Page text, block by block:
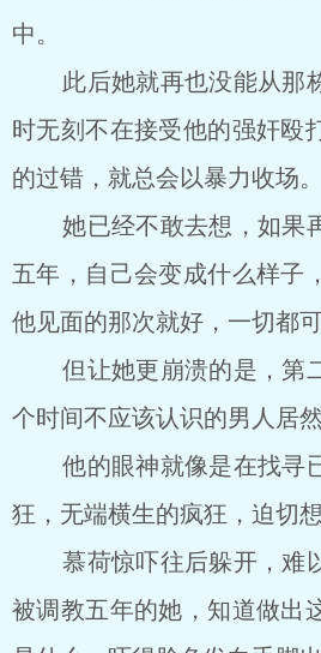
中。
此后她就再也没能从那
时无刻不在接受他的强奸殴
的过错，就总会以暴力收场。
她已经不敢去想，如果
五年，自己会变成什么样子
他见面的那次就好，一切都可
但让她更崩溃的是，第
个时间不应该认识的男人居然
他的眼神就像是在找寻
狂，无端横生的疯狂，迫切
慕荷惊吓往后躲开，难
被调教五年的她，知道做出